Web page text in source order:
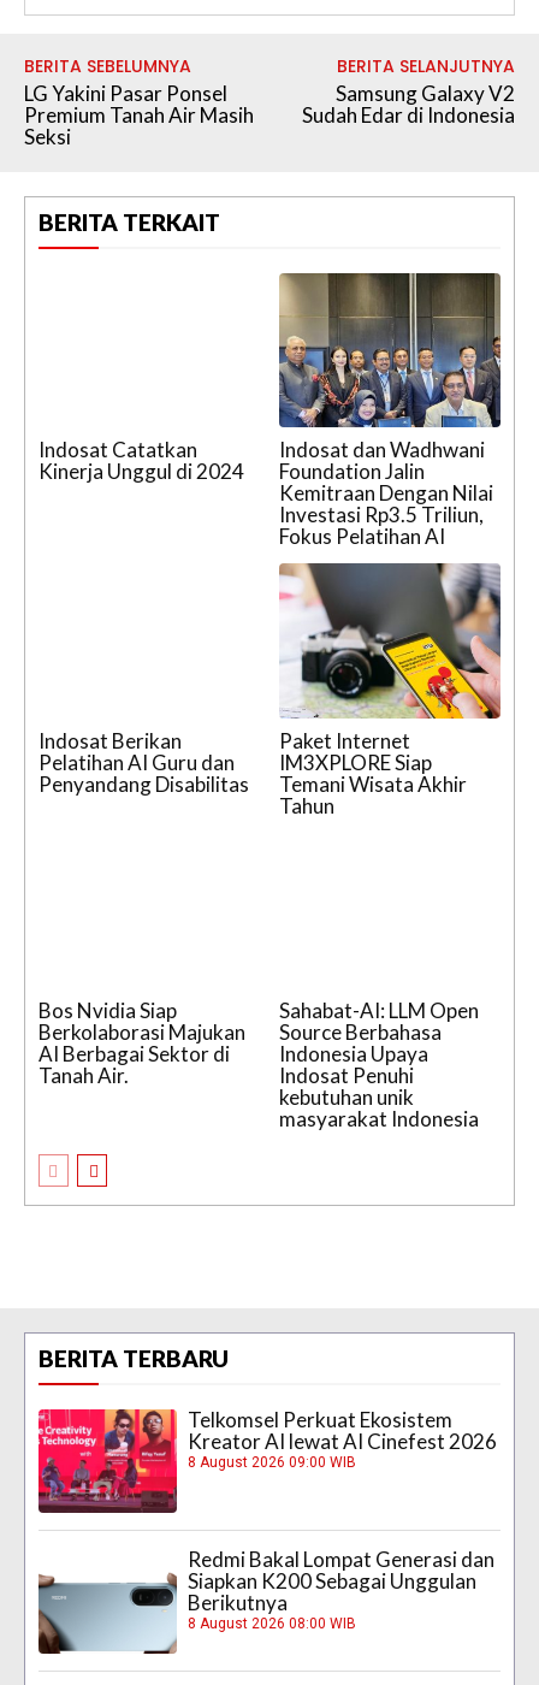
BERITA SEBELUMNYA
LG Yakini Pasar Ponsel
Premium Tanah Air Masih
Seksi
BERITA SELANJUTNYA
Samsung Galaxy V2
Sudah Edar di Indonesia
BERITA TERKAIT
Indosat Catatkan
Kinerja Unggul di 2024
Indosat dan Wadhwani
Foundation Jalin
Kemitraan Dengan Nilai
Investasi Rp3.5 Triliun,
Fokus Pelatihan AI
Indosat Berikan
Pelatihan AI Guru dan
Penyandang Disabilitas
Paket Internet
IM3XPLORE Siap
Temani Wisata Akhir
Tahun
Bos Nvidia Siap
Berkolaborasi Majukan
AI Berbagai Sektor di
Tanah Air.
Sahabat-AI: LLM Open
Source Berbahasa
Indonesia Upaya
Indosat Penuhi
kebutuhan unik
masyarakat Indonesia
BERITA TERBARU
Telkomsel Perkuat Ekosistem
Kreator AI lewat AI Cinefest 2026
8 August 2026 09:00 WIB
Redmi Bakal Lompat Generasi dan
Siapkan K200 Sebagai Unggulan
Berikutnya
8 August 2026 08:00 WIB